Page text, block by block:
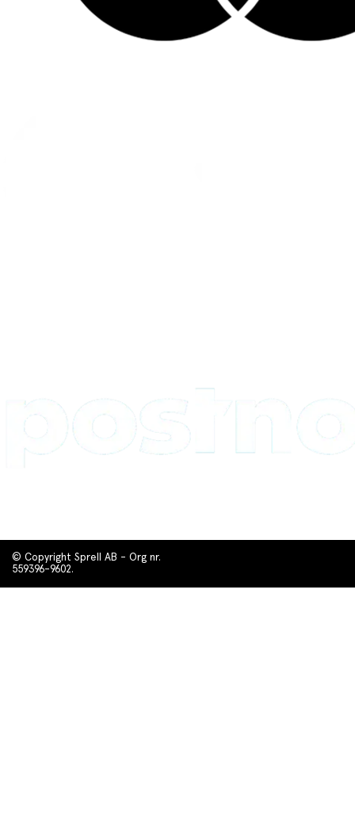
© Copyright Sprell AB - Org nr.
559396-9602.